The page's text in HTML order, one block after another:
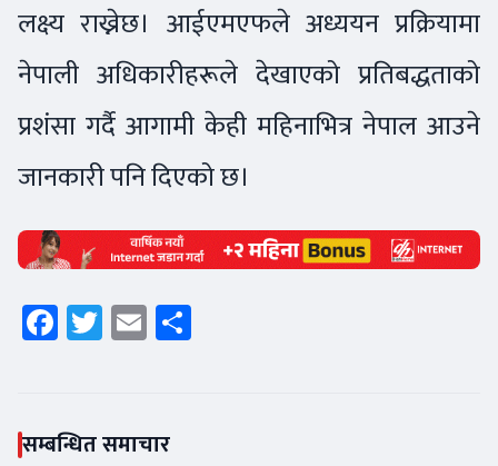
लक्ष्य राख्नेछ। आईएमएफले अध्ययन प्रक्रियामा
नेपाली अधिकारीहरूले देखाएको प्रतिबद्धताको
प्रशंसा गर्दै आगामी केही महिनाभित्र नेपाल आउने
जानकारी पनि दिएको छ।
Facebook
Twitter
Email
सम्बन्धित समाचार